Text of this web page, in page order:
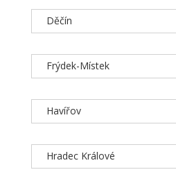
Děčín
Frýdek-Místek
Havířov
Hradec Králové